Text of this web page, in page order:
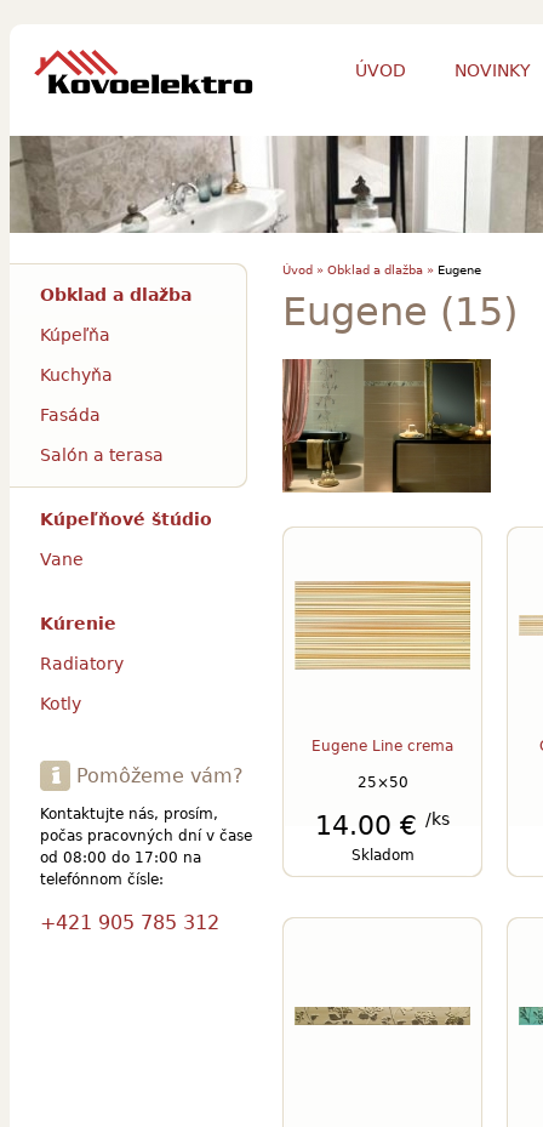
ÚVOD NOVINKY
Úvod » Obklad a dlažba »Eugene
Eugene (15)
Eugene Line crema
25×50
14.00 € /ks
Skladom
Obklad a dlažba
Kúpeľňa
Kuchyňa
Fasáda
Salón a terasa
Kúpeľňové štúdio
Vane
Kúrenie
Radiatory
Kotly
Pomôžeme vám?
Kontaktujte nás, prosím,
počas pracovných dní v čase
od 08:00 do 17:00 na
telefónnom čísle:
+421 905 785 312